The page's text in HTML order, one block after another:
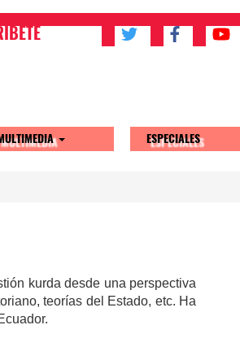
ESPECIALES
kurda desde una perspectiva
teorías del Estado, etc. Ha